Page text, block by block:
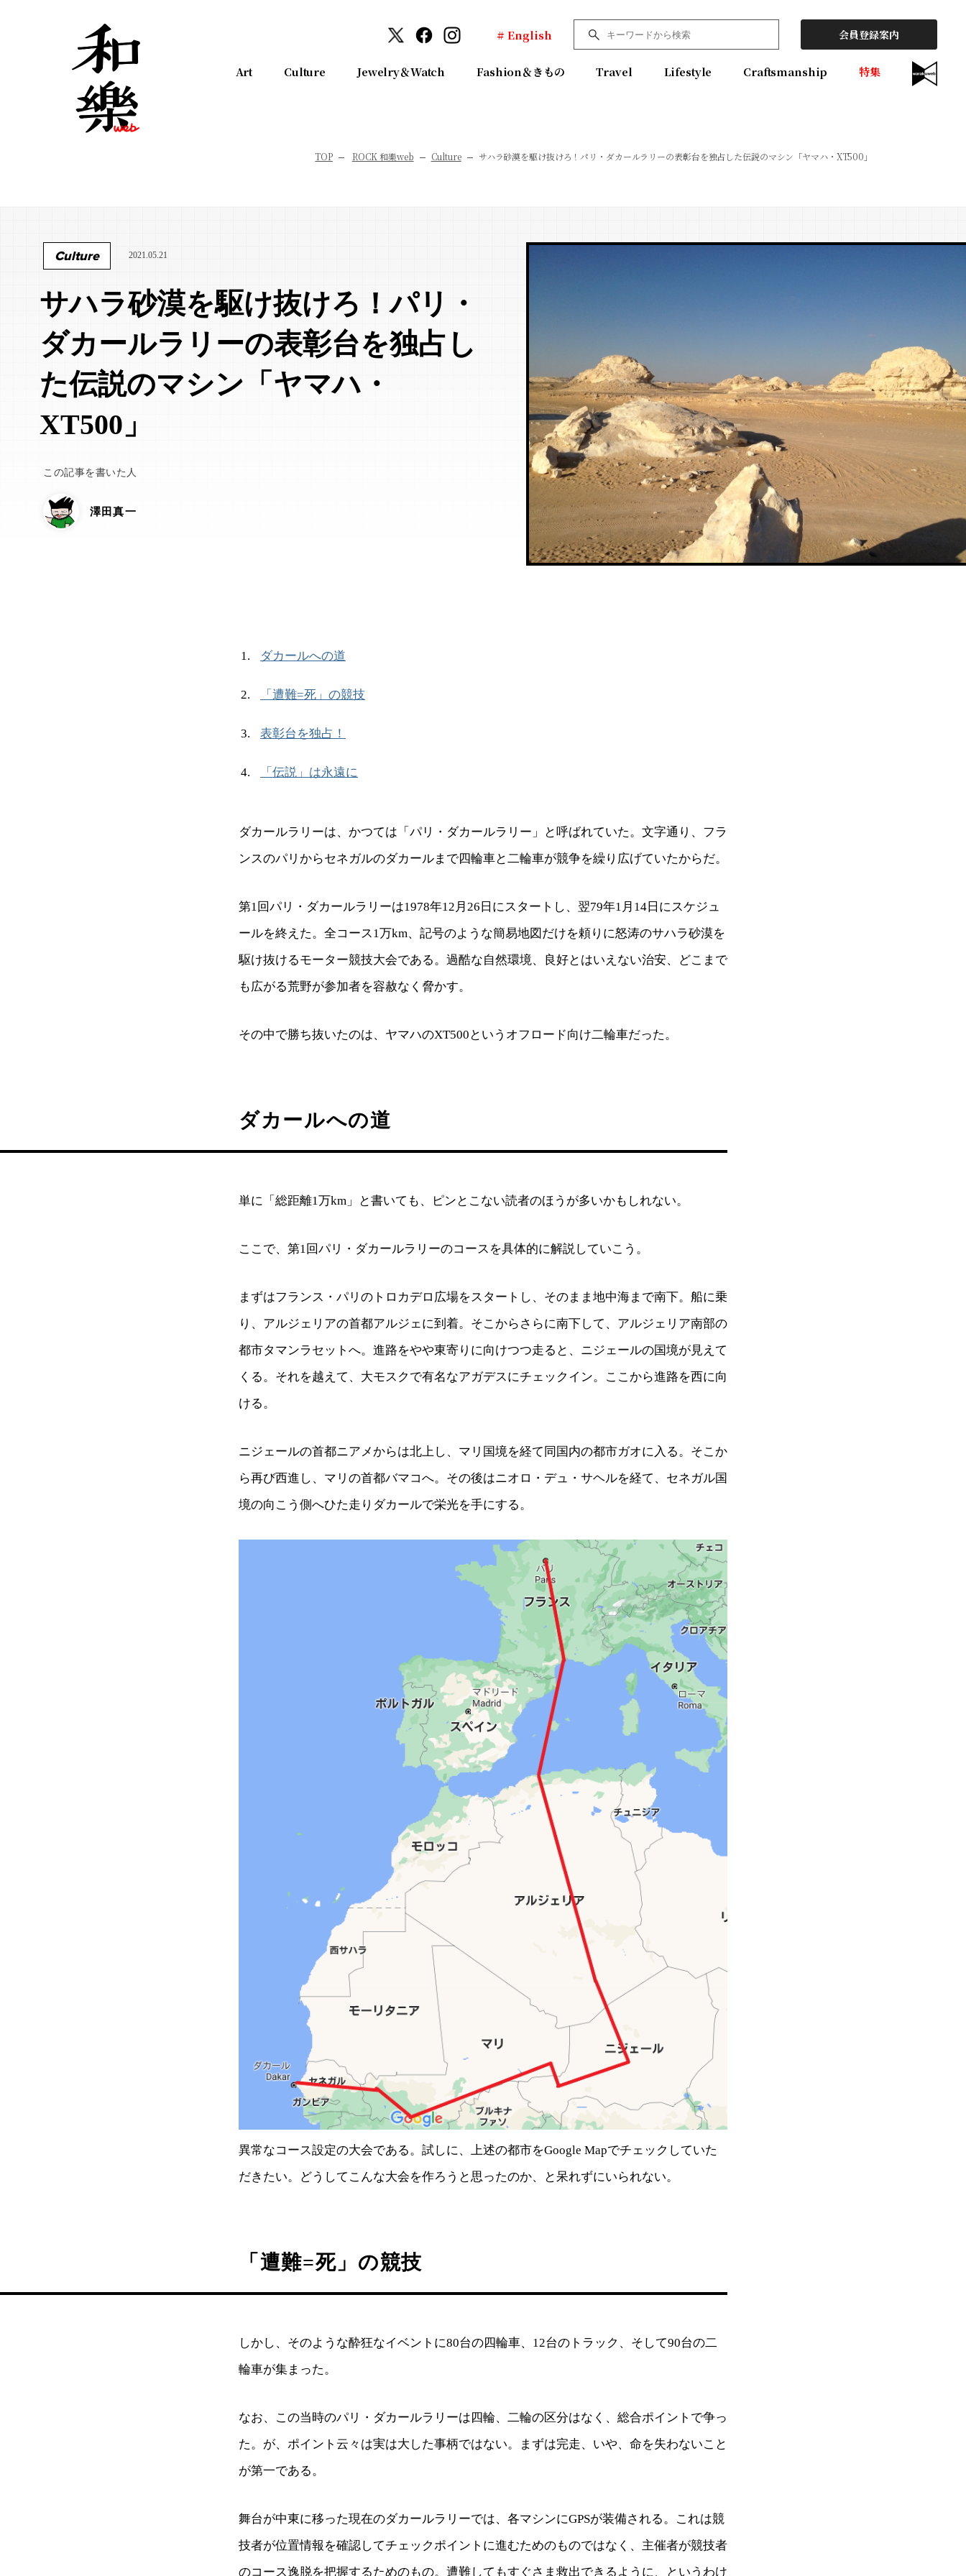
# English 会員登録案内
Art Culture Jewelry＆Watch Fashion＆きもの Travel Lifestyle Craftsmanship 特集
TOP ROCK 和樂web Culture サハラ砂漠を駆け抜けろ！パリ・ダカールラリーの表彰台を独占した伝説のマシン「ヤマハ・XT500」
Culture 2021.05.21
サハラ砂漠を駆け抜けろ！パリ・
ダカールラリーの表彰台を独占し
た伝説のマシン「ヤマハ・
XT500」
この記事を書いた人
澤田真一
ダカールへの道
「遭難=死」の競技
表彰台を独占！
「伝説」は永遠に
ダカールラリーは、かつては「パリ・ダカールラリー」と呼ばれていた。文字通り、フラ
ンスのパリからセネガルのダカールまで四輪車と二輪車が競争を繰り広げていたからだ。
第1回パリ・ダカールラリーは1978年12月26日にスタートし、翌79年1月14日にスケジュ
ールを終えた。全コース1万km、記号のような簡易地図だけを頼りに怒涛のサハラ砂漠を
駆け抜けるモーター競技大会である。過酷な自然環境、良好とはいえない治安、どこまで
も広がる荒野が参加者を容赦なく脅かす。
その中で勝ち抜いたのは、ヤマハのXT500というオフロード向け二輪車だった。
ダカールへの道
単に「総距離1万km」と書いても、ピンとこない読者のほうが多いかもしれない。
ここで、第1回パリ・ダカールラリーのコースを具体的に解説していこう。
まずはフランス・パリのトロカデロ広場をスタートし、そのまま地中海まで南下。船に乗
り、アルジェリアの首都アルジェに到着。そこからさらに南下して、アルジェリア南部の
都市タマンラセットへ。進路をやや東寄りに向けつつ走ると、ニジェールの国境が見えて
くる。それを越えて、大モスクで有名なアガデスにチェックイン。ここから進路を西に向
ける。
ニジェールの首都ニアメからは北上し、マリ国境を経て同国内の都市ガオに入る。そこか
ら再び西進し、マリの首都バマコへ。その後はニオロ・デュ・サヘルを経て、セネガル国
境の向こう側へひた走りダカールで栄光を手にする。
異常なコース設定の大会である。試しに、上述の都市をGoogle Mapでチェックしていた
だきたい。どうしてこんな大会を作ろうと思ったのか、と呆れずにいられない。
「遭難=死」の競技
しかし、そのような酔狂なイベントに80台の四輪車、12台のトラック、そして90台の二
輪車が集まった。
なお、この当時のパリ・ダカールラリーは四輪、二輪の区分はなく、総合ポイントで争っ
た。が、ポイント云々は実は大した事柄ではない。まずは完走、いや、命を失わないこと
が第一である。
舞台が中東に移った現在のダカールラリーでは、各マシンにGPSが装備される。これは競
技者が位置情報を確認してチェックポイントに進むためのものではなく、主催者が競技者
のコース逸脱を把握するためのもの。遭難してもすぐさま救出できるように、というわけ